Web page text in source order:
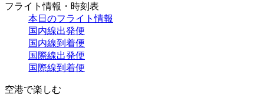
フライト情報・時刻表
本日のフライト情報
国内線出発便
国内線到着便
国際線出発便
国際線到着便
空港で楽しむ